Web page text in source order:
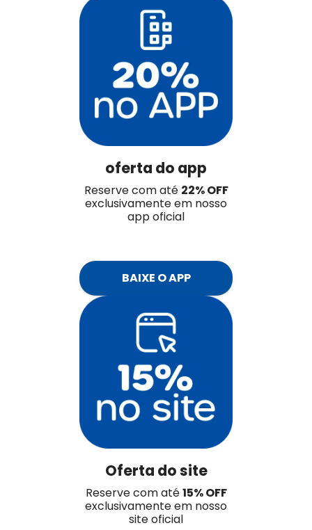
oferta do app
Reserve com até 22% OFF
exclusivamente em nosso
app oficial
BAIXE O APP
Oferta do site
Reserve com até15% OFF
exclusivamente em nosso
site oficial